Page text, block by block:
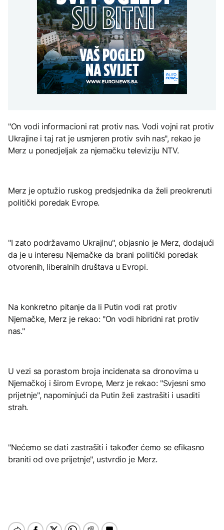
DRUŠTVO
Stiže osvježenje: Danas
oblačno sa kišom
Zelenski stigao u Srbiju
Predsjednik Kolumbije
objavio rat kartelima,
Trump mu šalje milijardu
dolara
AKTUELNO
Rusi gađali Kijevsku
oblast, Ukrajinci
rafineriju nafte - ima
Sarajevo Film Festival
ZANIMLJIVOSTI
Pripremite se za nebeski
spektakl: Kiša meteora
Perseidi stiže sredinom
augusta
TEHNOLOGIJA
Istorijska presuda protiv
Mete, zbog ugrožavanja
"On vodi informacioni rat protiv nas. Vodi vojni rat protiv
Ukrajine i taj rat je usmjeren protiv svih nas", rekao je
Merz u ponedjeljak za njemačku televiziju NTV.
Merz je optužio ruskog predsjednika da želi preokrenuti
politički poredak Evrope.
"I zato podržavamo Ukrajinu", objasnio je Merz, dodajući
da je u interesu Njemačke da brani politički poredak
otvorenih, liberalnih društava u Evropi.
Na konkretno pitanje da li Putin vodi rat protiv
Njemačke, Merz je rekao: "On vodi hibridni rat protiv
nas."
U vezi sa porastom broja incidenata sa dronovima u
Njemačkoj i širom Evrope, Merz je rekao: "Svjesni smo
prijetnje", napominjući da Putin želi zastrašiti i usaditi
strah.
"Nećemo se dati zastrašiti i također ćemo se efikasno
braniti od ove prijetnje", ustvrdio je Merz.